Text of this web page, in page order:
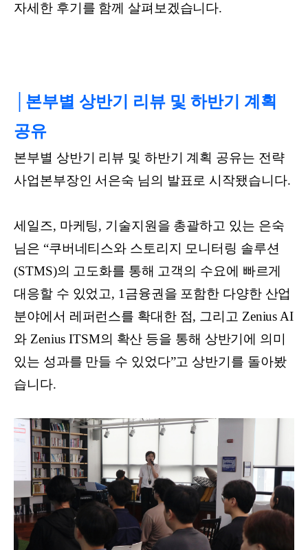
자세한 후기를 함께 살펴보겠습니다.
│본부별 상반기 리뷰 및 하반기 계획
공유
본부별 상반기 리뷰 및 하반기 계획 공유는 전략
사업본부장인 서은숙 님의 발표로 시작됐습니다.
세일즈, 마케팅, 기술지원을 총괄하고 있는 은숙
님은 “쿠버네티스와 스토리지 모니터링 솔루션
(STMS)의 고도화를 통해 고객의 수요에 빠르게
대응할 수 있었고, 1금융권을 포함한 다양한 산업
분야에서 레퍼런스를 확대한 점, 그리고 Zenius AI
와 Zenius ITSM의 확산 등을 통해 상반기에 의미
있는 성과를 만들 수 있었다”고 상반기를 돌아봤
습니다.